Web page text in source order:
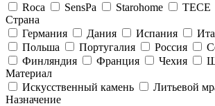
Roca
SensPa Starohome TECE
Страна
Германия
Дания Испания
Польша
Португалия Россия
Финляндия
Франция Чехия
Материал
Искусственный камень
Литьевой
Назначение